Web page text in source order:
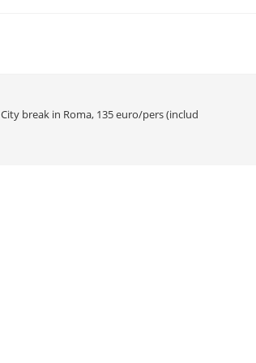
City break in Roma, 135 euro/pers (include zborul si